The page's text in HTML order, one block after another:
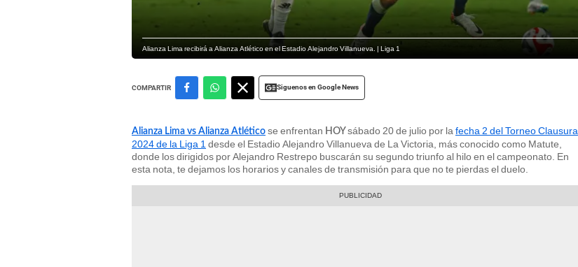
Alianza Lima recibirá a Alianza Atlético en el Estadio Alejandro Villanueva. | Liga 1
COMPARTIR Siguenos en Google News
Alianza Lima vs Alianza Atlético se enfrentan HOY sábado 20 de julio por la fecha 2 del Torneo Clausura
2024 de la Liga 1 desde el Estadio Alejandro Villanueva de La Victoria, más conocido como Matute,
donde los dirigidos por Alejandro Restrepo buscarán su segundo triunfo al hilo en el campeonato. En
esta nota, te dejamos los horarios y canales de transmisión para que no te pierdas el duelo.